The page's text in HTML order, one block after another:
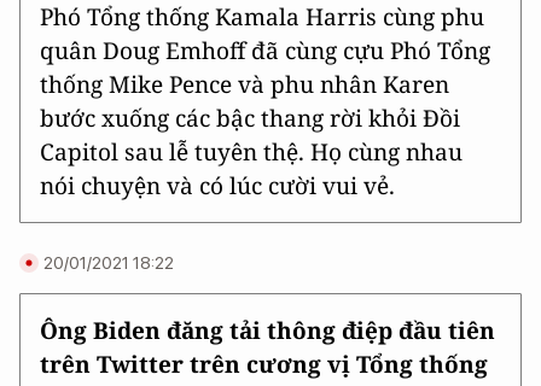
Phó Tổng thống Kamala Harris cùng phu
quân Doug Emhoff đã cùng cựu Phó Tổng
thống Mike Pence và phu nhân Karen
bước xuống các bậc thang rời khỏi Đồi
Capitol sau lễ tuyên thệ. Họ cùng nhau
nói chuyện và có lúc cười vui vẻ.
20/01/2021 18:22
Ông Biden đăng tải thông điệp đầu tiên
trên Twitter trên cương vị Tổng thống